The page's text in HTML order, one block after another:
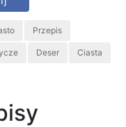
Przepis
Deser Ciasta